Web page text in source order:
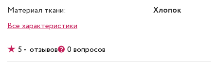
Материал ткани:
Хлопок
Все характеристики
5 • отзывов 0 вопросов